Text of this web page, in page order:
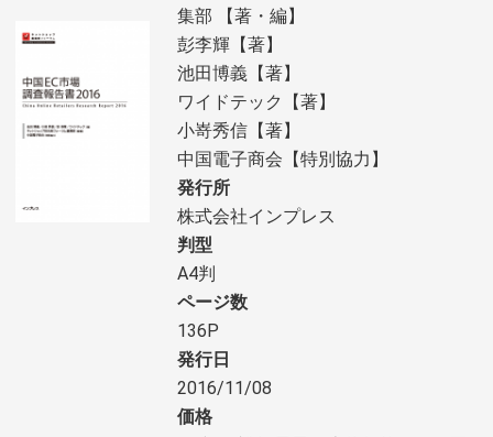
集部 【著・編】
彭李輝【著】
池田博義【著】
ワイドテック【著】
小嵜秀信【著】
中国電子商会【特別協力】
発行所
株式会社インプレス
判型
A4判
ページ数
136P
発行日
2016/11/08
価格